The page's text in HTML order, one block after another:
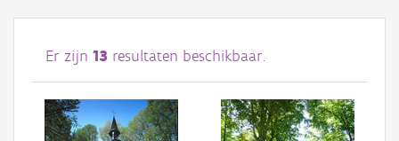
Afbeeldingen
#BeeldIndeKijker
Hergebruik
Er zijn 13 resultaten beschikbaar.